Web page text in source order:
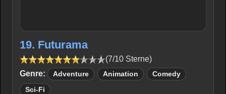
19. Futurama
(7/10 Sterne)
Genre:
Adventure Animation Comedy
Sci-Fi